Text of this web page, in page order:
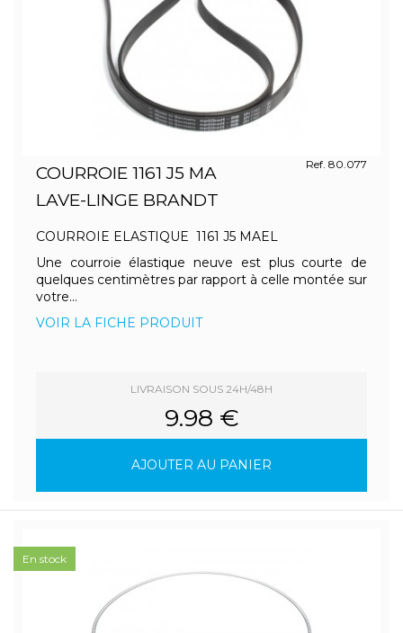
COURROIE 1161 J5 MA
LAVE-LINGE BRANDT
Ref. 80.077
COURROIE ELASTIQUE 1161 J5 MAEL
Une courroie élastique neuve est plus courte de
quelques centimètres par rapport à celle montée sur
votre...
VOIR LA FICHE PRODUIT
LIVRAISON SOUS 24H/48H
9.98 €
AJOUTER AU PANIER
En stock